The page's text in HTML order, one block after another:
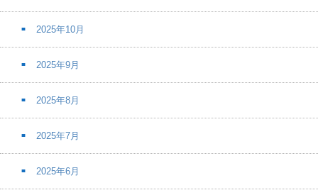
2025年10月
2025年9月
2025年8月
2025年7月
2025年6月